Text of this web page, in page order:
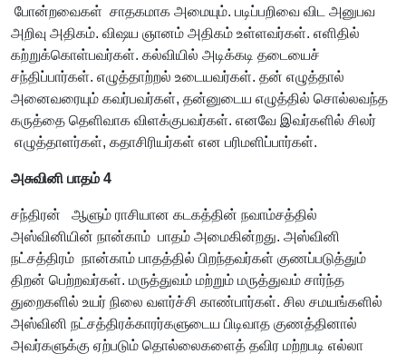
போன்றவைகள் சாதகமாக அமையும். படிப்பறிவை விட அனுபவ
அறிவு அதிகம். விஷய ஞானம் அதிகம் உள்ளவர்கள். எளிதில்
கற்றுக்கொள்பவர்கள். கல்வியில் அடிக்கடி தடையைச்
சந்திப்பார்கள். எழுத்தாற்றல் உடையவர்கள். தன் எழுத்தால்
அனைவரையும் கவர்பவர்கள், தன்னுடைய எழுத்தில் சொல்லவந்த
கருத்தை தெளிவாக விளக்குபவர்கள். எனவே இவர்களில் சிலர்
எழுத்தாளர்கள், கதாசிரியர்கள் என பரிமளிப்பார்கள்.
அசுவினி பாதம் 4
சந்திரன் ஆளும் ராசியான கடகத்தின் நவாம்சத்தில்
அஸ்வினியின் நான்காம் பாதம் அமைகின்றது. அஸ்வினி
நட்சத்திரம் நான்காம் பாதத்தில் பிறந்தவர்கள் குணப்படுத்தும்
திறன் பெற்றவர்கள். மருத்துவம் மற்றும் மருத்துவம் சார்ந்த
துறைகளில் உயர் நிலை வளர்ச்சி காண்பார்கள். சில சமயங்களில்
அஸ்வினி நட்சத்திரக்காரர்களுடைய பிடிவாத குணத்தினால்
அவர்களுக்கு ஏற்படும் தொல்லைகளைத் தவிர மற்றபடி எல்லா